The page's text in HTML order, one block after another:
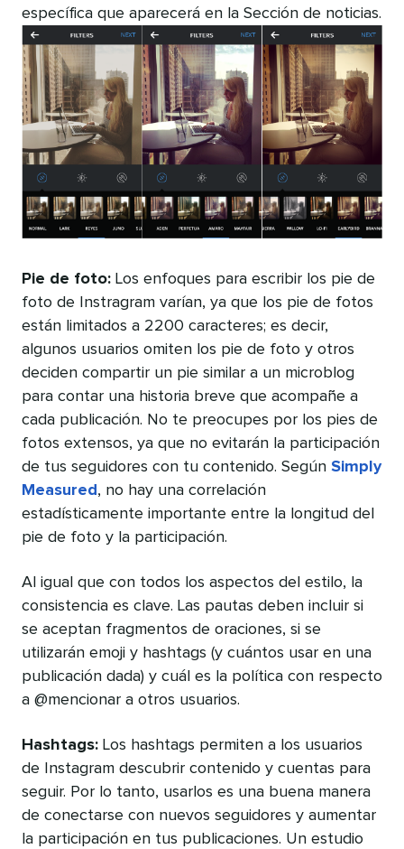
específica que aparecerá en la Sección de noticias.
Pie de foto: Los enfoques para escribir los pie de
foto de Instragram varían, ya que los pie de fotos
están limitados a 2200 caracteres; es decir,
algunos usuarios omiten los pie de foto y otros
deciden compartir un pie similar a un microblog
para contar una historia breve que acompañe a
cada publicación. No te preocupes por los pies de
fotos extensos, ya que no evitarán la participación
de tus seguidores con tu contenido. Según Simply
Measured , no hay una correlación
estadísticamente importante entre la longitud del
pie de foto y la participación.
Al igual que con todos los aspectos del estilo, la
consistencia es clave. Las pautas deben incluir si
se aceptan fragmentos de oraciones, si se
utilizarán emoji y hashtags (y cuántos usar en una
publicación dada) y cuál es la política con respecto
a @mencionar a otros usuarios.
Hashtags: Los hashtags permiten a los usuarios
de Instagram descubrir contenido y cuentas para
seguir. Por lo tanto, usarlos es una buena manera
de conectarse con nuevos seguidores y aumentar
la participación en tus publicaciones. Un estudio